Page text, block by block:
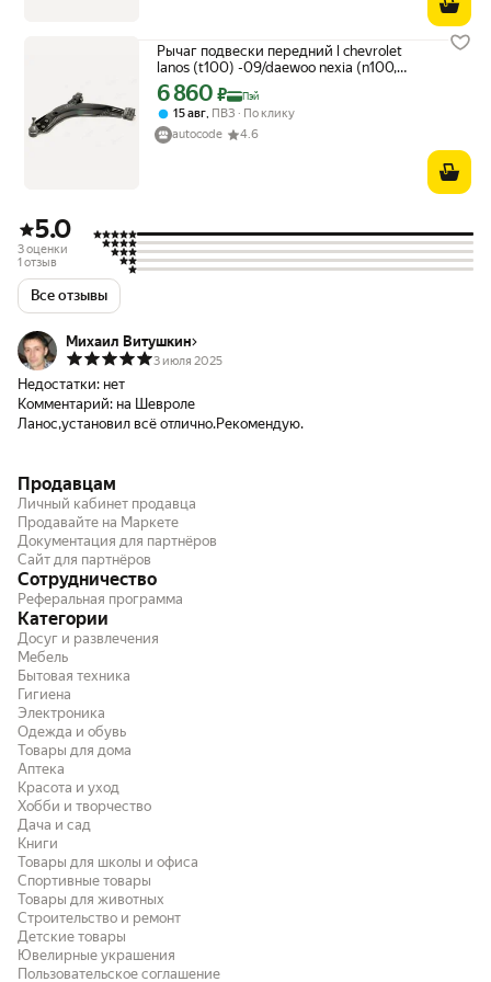
Рычаг подвески передний l chevrolet
lanos (t100) -09/daewoo nexia (n100,
n150) -16 IBERIS IB115009
Цена с картой Яндекс Пэй 6860 ₽ вместо
6 860 ₽ Пэй
15 авг, ПВЗ
По клику
autocode
4.6
5.0
3 оценки
1 отзыв
Все отзывы
Михаил Витушкин
3 июля 2025
Недостатки: нет
Комментарий: на Шевроле
Ланос,установил всё отлично.Рекомендую.
Продавцам
Личный кабинет продавца
Продавайте на Маркете
Документация для партнёров
Сайт для партнёров
Сотрудничество
Реферальная программа
Категории
Досуг и развлечения
Мебель
Бытовая техника
Гигиена
Электроника
Одежда и обувь
Товары для дома
Аптека
Красота и уход
Хобби и творчество
Дача и сад
Книги
Товары для школы и офиса
Спортивные товары
Товары для животных
Строительство и ремонт
Детские товары
Ювелирные украшения
Пользовательское соглашение